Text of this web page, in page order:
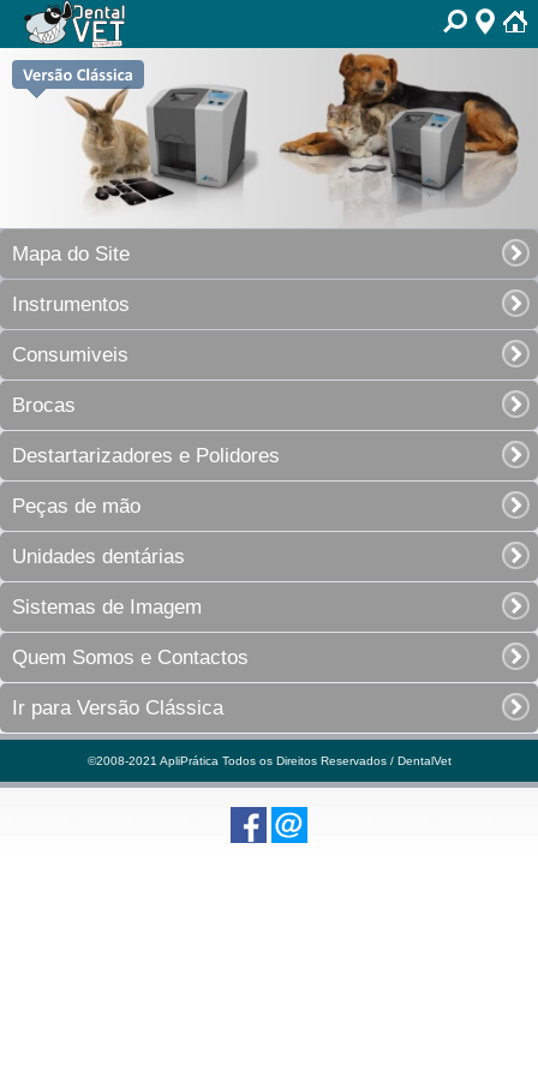
Mapa do Site
Instrumentos
Consumiveis
Brocas
Destartarizadores e Polidores
Peças de mão
Unidades dentárias
Sistemas de Imagem
Quem Somos e Contactos
Ir para Versão Clássica
©2008-2021 ApliPrática Todos os Direitos Reservados / DentalVet